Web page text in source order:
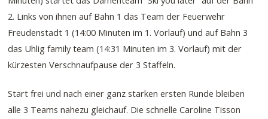
2. Links von ihnen auf Bahn 1 das Team der Feuerwehr
Freudenstadt 1 (14:00 Minuten im 1. Vorlauf) und auf Bahn 3
das Uhlig family team (14:31 Minuten im 3. Vorlauf) mit der
kürzesten Verschnaufpause der 3 Staffeln.
Start frei und nach einer ganz starken ersten Runde bleiben
alle 3 Teams nahezu gleichauf. Die schnelle Caroline Tisson